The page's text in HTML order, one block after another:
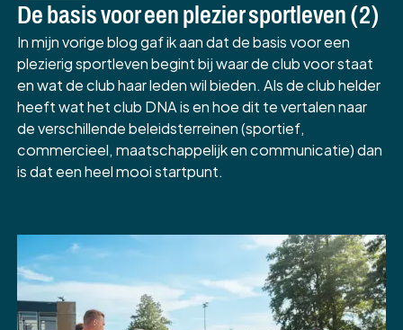
De basis voor een plezier sportleven (2)
In mijn vorige blog gaf ik aan dat de basis voor een
plezierig sportleven begint bij waar de club voor staat
en wat de club haar leden wil bieden. Als de club helder
heeft wat het club DNA is en hoe dit te vertalen naar
de verschillende beleidsterreinen (sportief,
commercieel, maatschappelijk en communicatie) dan
is dat een heel mooi startpunt.